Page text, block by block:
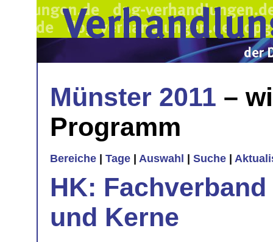
Münster 2011 –
Programm
Bereiche Tage Auswahl Suche
HK:
und Kerne